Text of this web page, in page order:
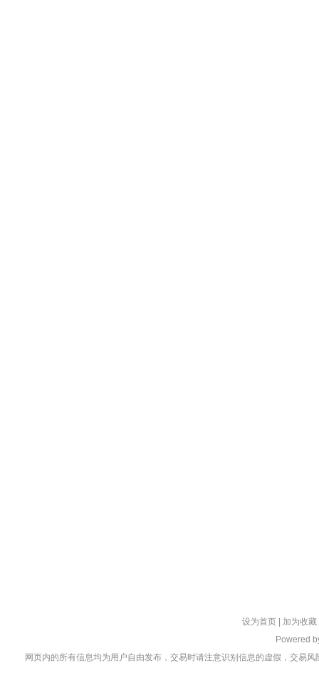
设为首页 加为收藏
Powered
网页内的所有信息均为用户自由发布，交易时请注意识别信息的虚假，交易